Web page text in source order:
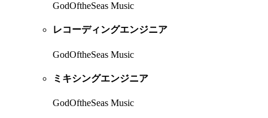
GodOftheSeas Music
レコーディングエンジニア
GodOftheSeas Music
ミキシングエンジニア
GodOftheSeas Music